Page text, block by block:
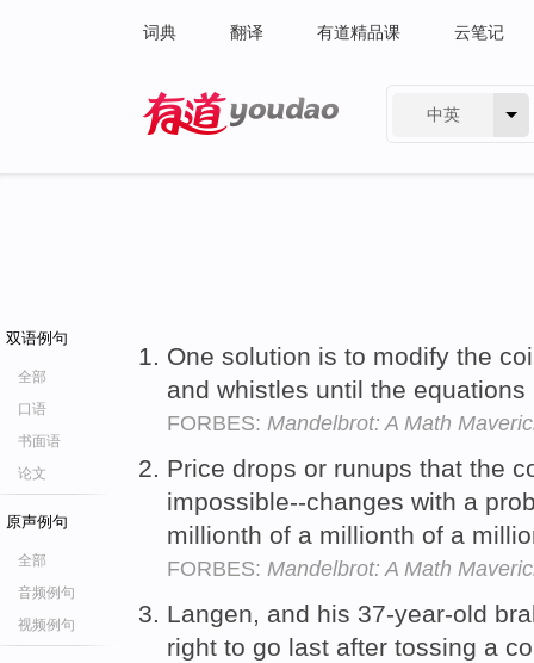
词典 翻译 有道精品课 云笔记
中英
双语例句
全部
口语
书面语
论文
原声例句
全部
音频例句
视频例句
One solution is to modify the
and whistles until the
FORBES: Mandelbrot: A Math
Price drops or runups that the
impossible--changes with a
millionth of a millionth of a
FORBES: Mandelbrot: A Math
Langen, and his 37-year-old
right to go last after tossing a